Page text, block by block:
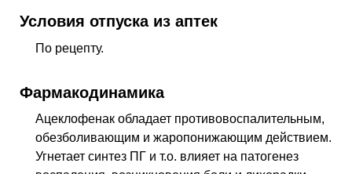
Условия отпуска из аптек
По рецепту.
Фармакодинамика
Ацеклофенак обладает противовоспалительным,
обезболивающим и жаропонижающим действием.
Угнетает синтез ПГ и т.о. влияет на патогенез